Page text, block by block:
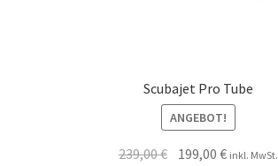
Scubajet Pro Tube
ANGEBOT!
239,00€ 199,00€ inkl. MwSt.